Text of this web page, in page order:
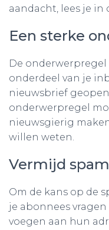
aandacht, lees je in
Een sterke
De
onderdeel van je
nieuwsbrief
onderwerpregel
nieuwsgierig
willen weten.
Vermijd
Om de kans op de
je abonnees
voegen aan hun